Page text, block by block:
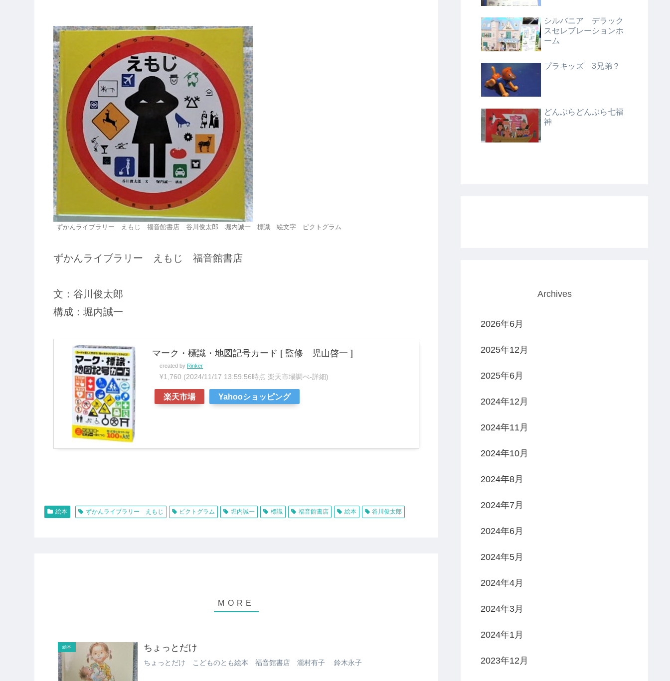
ずかんライブラリー えもじ 福音館書店 谷川俊太郎 堀内誠一 標識 絵文字 ピクトグラム
ずかんライブラリー えもじ 福音館書店
文：谷川俊太郎
構成：堀内誠一
マーク・標識・地図記号カード [ 監修 児山啓一 ]
created by Rinker
¥1,760 (2024/11/17 13:59:56時点 楽天市場調べ-詳細)
楽天市場 Yahooショッピング
絵本 ずかんライブラリー えもじ ピクトグラム 堀内誠一 標識 福音館書店 絵本 谷川俊太郎
絵本 ちょっとだけ
ちょっとだけ こどものとも絵本 福音館書店 瀧村有子 鈴木永子
シルバニア デラック
スセレブレーションホ
ーム
プラキッズ 3兄弟？
どんぶらどんぶら七福
神
Archives
2026年6月
2025年12月
2025年6月
2024年12月
2024年11月
2024年10月
2024年8月
2024年7月
2024年6月
2024年5月
2024年4月
2024年3月
2024年1月
2023年12月